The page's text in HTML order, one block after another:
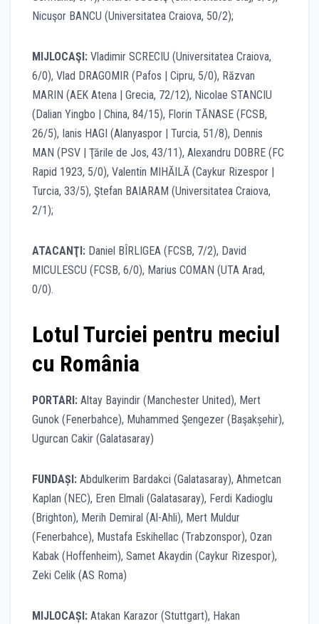
Nicuşor BANCU (Universitatea Craiova, 50/2);
MIJLOCAŞI: Vladimir SCRECIU (Universitatea Craiova,
6/0), Vlad DRAGOMIR (Pafos | Cipru, 5/0), Răzvan
MARIN (AEK Atena | Grecia, 72/12), Nicolae STANCIU
(Dalian Yingbo | China, 84/15), Florin TĂNASE (FCSB,
26/5), Ianis HAGI (Alanyaspor | Turcia, 51/8), Dennis
MAN (PSV | Ţările de Jos, 43/11), Alexandru DOBRE (FC
Rapid 1923, 5/0), Valentin MIHĂILĂ (Caykur Rizespor |
Turcia, 33/5), Ştefan BAIARAM (Universitatea Craiova,
2/1);
ATACANŢI: Daniel BÎRLIGEA (FCSB, 7/2), David
MICULESCU (FCSB, 6/0), Marius COMAN (UTA Arad,
0/0).
Lotul Turciei pentru meciul
cu România
PORTARI: Altay Bayindir (Manchester United), Mert
Gunok (Fenerbahce), Muhammed Şengezer (Başakșehir),
Ugurcan Cakir (Galatasaray)
FUNDAȘI: Abdulkerim Bardakci (Galatasaray), Ahmetcan
Kaplan (NEC), Eren Elmali (Galatasaray), Ferdi Kadioglu
(Brighton), Merih Demiral (Al-Ahli), Mert Muldur
(Fenerbahce), Mustafa Eskihellac (Trabzonspor), Ozan
Kabak (Hoffenheim), Samet Akaydin (Caykur Rizespor),
Zeki Celik (AS Roma)
MIJLOCAȘI: Atakan Karazor (Stuttgart), Hakan